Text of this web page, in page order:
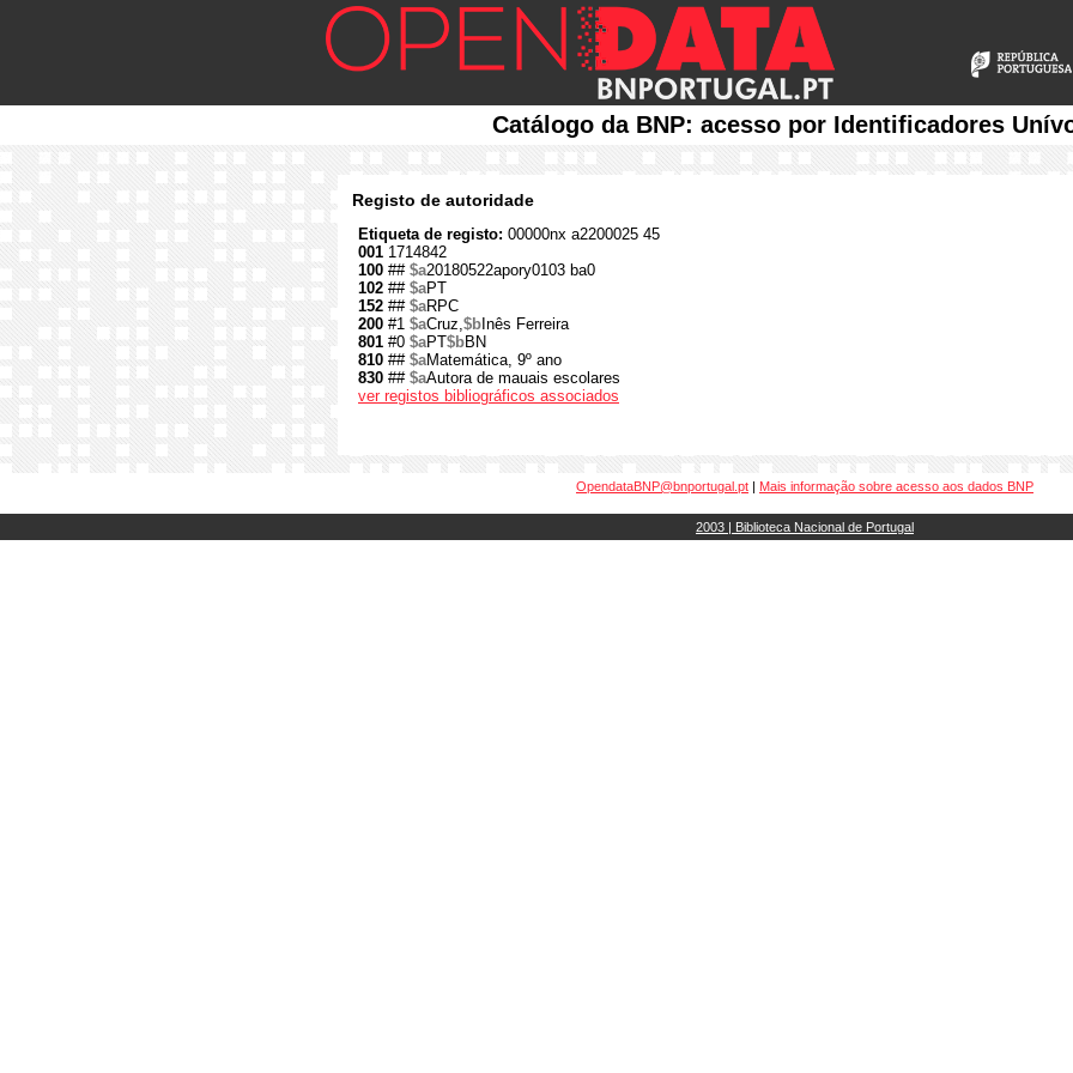
Catálogo da BNP: acesso por Identificadores
Registo de autoridade
Etiqueta de registo: 00000nx a2200025 45
001 1714842
100 ## $a20180522apory0103 ba0
102 ## $aPT
152 ## $aRPC
200 #1 $aCruz,$b Inês Ferreira
801 #0 $aPT$bBN
810 ## $aMatemática, 9º ano
830 ## $aAutora de mauais escolares
ver registos bibliográficos associados
OpendataBNP@bnportugal.pt | Mais informação sobre acesso aos dados BNP
2003 | Biblioteca Nacional de Portugal